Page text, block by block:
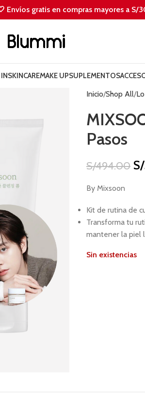
Envíos gratis en compras mayores a S/
SKINCAREMAKE UPSUPLEMENTOS
Inicio Shop All
Pasos
S/494.00 S/
By Mixsoon
Kit de rutina de
Transforma tu
mantener la piel
Sin existencias